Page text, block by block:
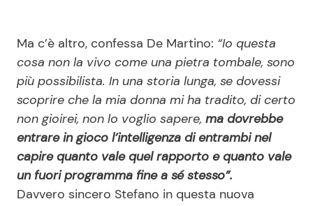
Ma c’è altro, confessa De Martino: “Io questa
cosa non la vivo come una pietra tombale, sono
più possibilista. In una storia lunga, se dovessi
scoprire che la mia donna mi ha tradito, di certo
non gioirei, non lo voglio sapere, ma dovrebbe
entrare in gioco l’intelligenza di entrambi nel
capire quanto vale quel rapporto e quanto vale
un fuori programma fine a sé stesso”.
Davvero sincero Stefano in questa nuova